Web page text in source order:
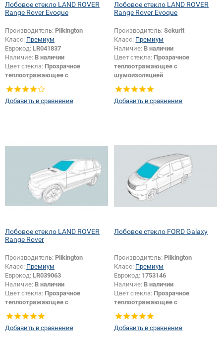
Лобовое стекло LAND ROVER
Range Rover Evoque
Производитель: Pilkington
Класс: Премиум
Еврокод: LR041837
Наличие: В наличии
Цвет стекла: Прозрачное
теплоотражающее с
шумоизоляцией
Тип кузова:Внедорожник
Специальные модификации
Добавить в сравнение
Лобовое стекло LAND ROVER
Range Rover Evoque
Производитель:Sekurit
Класс: Премиум
Наличие: В наличии
Цвет стекла: Прозрачное
теплоотражающее с
шумоизоляцией
Тип кузова:Внедорожник
Специальные модификации
смотри в описании:Да
Добавить в сравнение
Лобовое стекло LAND ROVER
Range Rover
Производитель: Pilkington
Класс: Премиум
Еврокод: LR039063
Наличие: В наличии
Цвет стекла: Прозрачное
теплоотражающее с
Цвет полосы:
Тип кузова:Внедорожник
Добавить в сравнение
Лобовое стекло FORD Galaxy
Производитель: Pilkington
Класс: Премиум
Еврокод: 1753146
Наличие: В наличии
Цвет стекла: Прозрачное
теплоотражающее с
Изменение крепления зеркала +
шелкографии:Да
Добавить в сравнение